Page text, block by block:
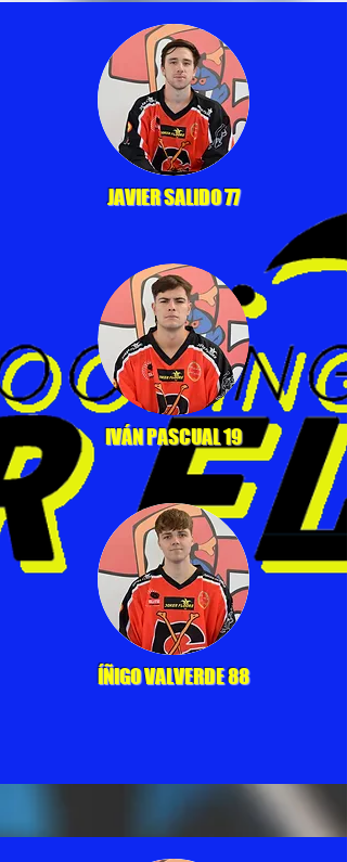
JAVIER SALIDO 77
IVÁN PASCUAL 19
ÍÑIGO VALVERDE 88